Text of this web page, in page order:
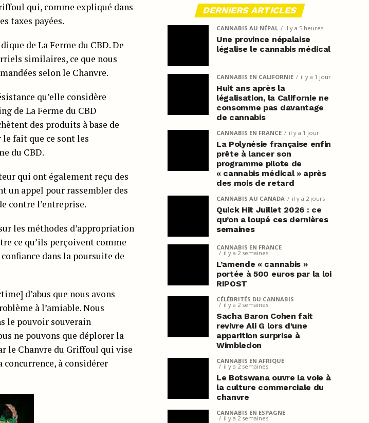
qui, comme expliqué dans
taxes payées.
de La Ferme du CBD. De
similaires, ce que nous
selon le Chanvre.
qu’elle considère
de La Ferme du CBD
des produits à base de
le fait que ce sont les
du CBD.
qui ont également reçu des
un appel pour rassembler des
contre l’entreprise.
les méthodes d’appropriation
ce qu’ils perçoivent comme
dans la poursuite de
d’abus que nous avons
à l’amiable. Nous
le pouvoir souverain
ne pouvons que déplorer la
le Chanvre du Griffoul qui vise
à considérer
DERNIERS ARTICLES
CANNABIS AU NÉPAL il y a 5 heures
Une province népalaise
légalise le cannabis médical
CANNABIS EN CALIFORNIE il y a 1 jour
Huit ans après la
légalisation, la Californie ne
consomme pas davantage
de cannabis
CANNABIS EN FRANCE il y a 1 jour
La Polynésie française enfin
prête à lancer son
programme pilote de
« cannabis médical » après
des mois de retard
CANNABIS AU CANADA il y a 2 jours
Quick Hit Juillet 2026 : ce
qu’on a loupé ces dernières
semaines
CANNABIS EN FRANCE
il y a 2 semaines
L’amende « cannabis »
portée à 500 euros par la loi
RIPOST
CÉLÉBRITÉS DU CANNABIS
il y a 2 semaines
Sacha Baron Cohen fait
revivre Ali G lors d’une
apparition surprise à
Wimbledon
CANNABIS EN AFRIQUE
il y a 2 semaines
Le Botswana ouvre la voie à
la culture commerciale du
chanvre
CANNABIS EN ESPAGNE
il y a 2 semaines